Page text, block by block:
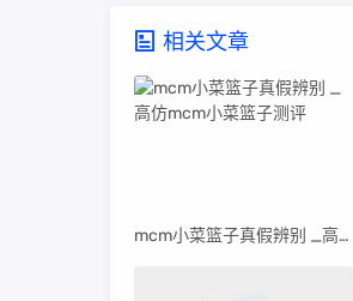
相关文章
mcm小菜篮子真假辨别 _高仿mcm小菜篮子测评